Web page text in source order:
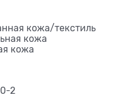
кожа/текстиль
кожа
кожа
2